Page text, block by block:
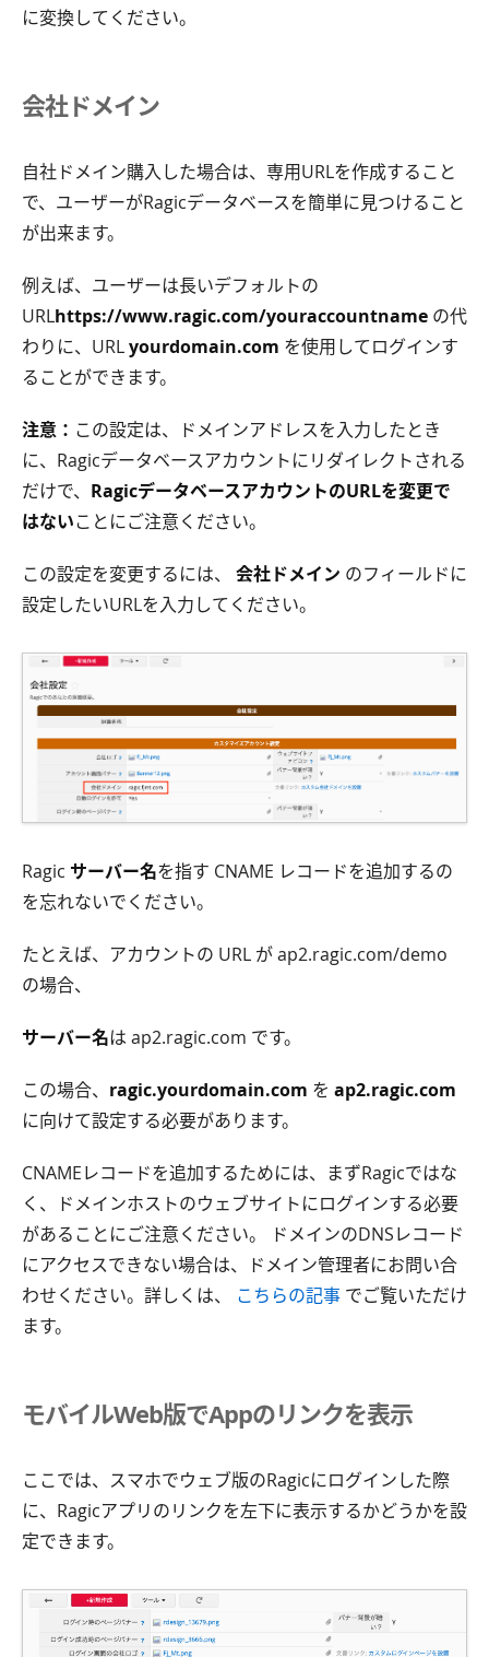
に変換してください。
会社ドメイン
自社ドメイン購入した場合は、専用URLを作成すること
で、ユーザーがRagicデータベースを簡単に見つけること
が出来ます。
例えば、ユーザーは長いデフォルトの
URLhttps://www.ragic.com/youraccountname の代
わりに、URLyourdomain.com を使用してログインす
ることができます。
注意： この設定は、ドメインアドレスを入力したとき
に、Ragicデータベースアカウントにリダイレクトされる
だけで、 RagicデータベースアカウントのURLを変更で
はないことにご注意ください。
この設定を変更するには、 会社ドメイン のフィールドに
設定したいURLを入力してください。
Ragic サーバー名を指す CNAME レコードを追加するの
を忘れないでください。
たとえば、アカウントの URL が ap2.ragic.com/demo
の場合、
サーバー名は ap2.ragic.com です。
この場合、 ragic.yourdomain.com を ap2.ragic.com
に向けて設定する必要があります。
CNAMEレコードを追加するためには、まずRagicではな
く、ドメインホストのウェブサイトにログインする必要
があることにご注意ください。 ドメインのDNSレコード
にアクセスできない場合は、ドメイン管理者にお問い合
わせください。詳しくは、 こちらの記事 でご覧いただけ
ます。
モバイルWeb版でAppのリンクを表示
ここでは、スマホでウェブ版のRagicにログインした際
に、Ragicアプリのリンクを左下に表示するかどうかを設
定できます。